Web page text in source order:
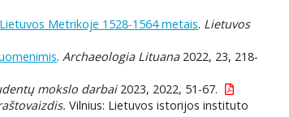
Metrikoje 1528-1564 metais. Lietuvos
. Archaeologia Lituana2022, 23, 218-
mokslo darbai2023, 2022, 51-67.
Vilnius: Lietuvos istorijos instituto